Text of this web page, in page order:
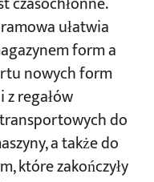
ułatwia
form a
nowych form
regałów
do
a także do
które zakończyły